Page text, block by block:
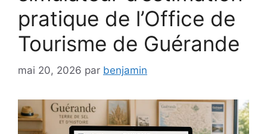
pratique de l’Office de
Tourisme de Guérande
mai 20, 2026 par benjamin